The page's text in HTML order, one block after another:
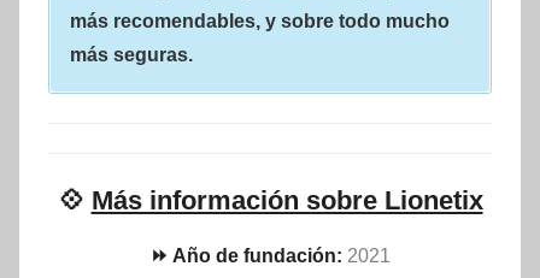
más recomendables, y sobre todo mucho
más seguras.
💠 Más información sobre Lionetix
⏩ Año de fundación: 2021